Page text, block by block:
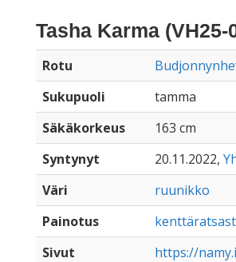
Tasha Karma (VH25-
Rotu
Sukupuoli
tamma
Säkäkorkeus
163 cm
Syntynyt
20.11.2022,
Väri
ruunikko
Painotus
Sivut
https://